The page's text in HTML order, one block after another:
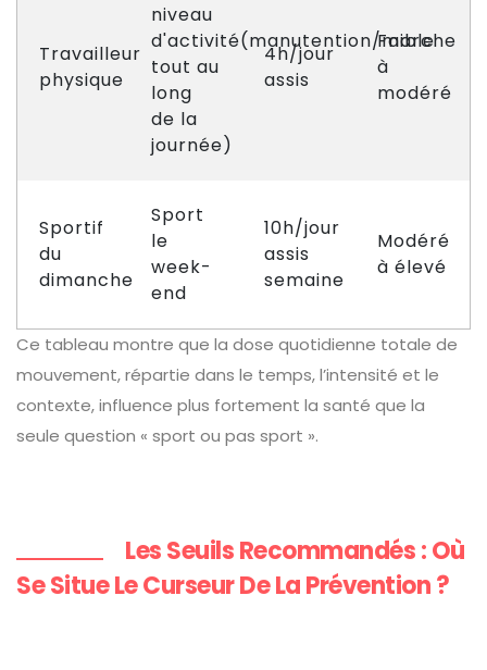
Travailleur
physique
niveau
d'activité(manutention/marche
tout au
long
de la
journée)
4h/jour
assis
Faible
à
modéré
Sportif
du
dimanche
Sport
le
week-
end
10h/jour
assis
semaine
Modéré
à élevé
Ce tableau montre que la dose quotidienne totale de
mouvement, répartie dans le temps, l’intensité et le
contexte, influence plus fortement la santé que la
seule question « sport ou pas sport ».
Les Seuils Recommandés : Où
Se Situe Le Curseur De La Prévention ?